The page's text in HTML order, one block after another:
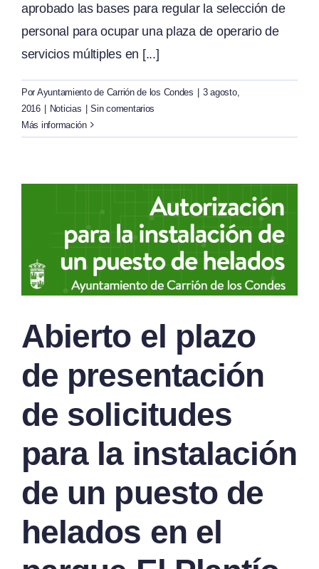
aprobado las bases para regular la selección de
personal para ocupar una plaza de operario de
servicios múltiples en [...]
Por Ayuntamiento de Carrión de los Condes | 3 agosto,
2016 | Noticias | Sin comentarios
Más información
Abierto el plazo
de presentación
de solicitudes
para la instalación
de un puesto de
helados en el